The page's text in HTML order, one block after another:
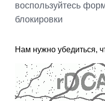
воспользуйтесь
блокировки
Нам нужно убедиться,